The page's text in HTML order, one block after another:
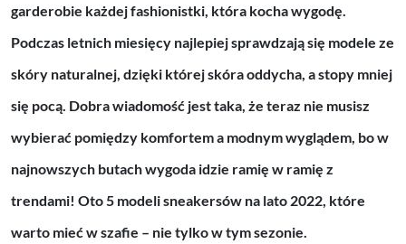
garderobie każdej fashionistki, która kocha wygodę.
Podczas letnich miesięcy najlepiej sprawdzają się modele ze
skóry naturalnej, dzięki której skóra oddycha, a stopy mniej
się pocą. Dobra wiadomość jest taka, że teraz nie musisz
wybierać pomiędzy komfortem a modnym wyglądem, bo w
najnowszych butach wygoda idzie ramię w ramię z
trendami! Oto 5 modeli sneakersów na lato 2022, które
warto mieć w szafie – nie tylko w tym sezonie.